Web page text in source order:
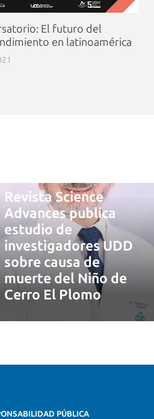
El futuro del
en latinoamérica
Revista Science
Advances publica
estudio de
investigadores UDD
sobre causa de
muerte del Niño de
Cerro El Plomo
PÚBLICA